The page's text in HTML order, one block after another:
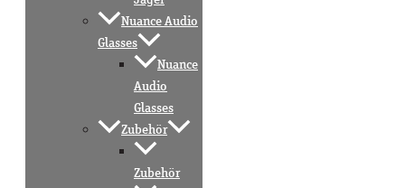
Nuance Audio
Glasses
Nuance
Audio
Glasses
Zubehör
Zubehör